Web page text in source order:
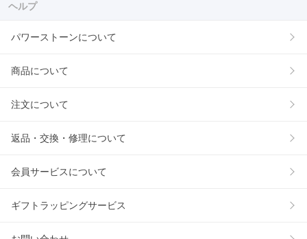
ヘルプ
パワーストーンについて
商品について
注文について
返品・交換・修理について
会員サービスについて
ギフトラッピングサービス